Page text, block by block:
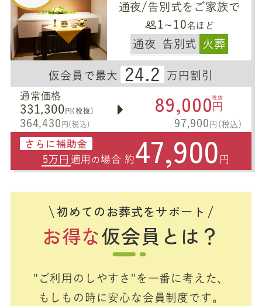
通夜/告別式をご家族で
1~10 名ほど
通夜 告別式 火葬
仮会員で最大 24.2 万円割引
通常価格
331,300 円(税抜)
364,430 円(税込)
89,000税抜
円
97,900 円(税込)
さらに補助金
5万円 適用 の 場合 約47,900 円
初めてのお葬式をサポート
お得な仮会員とは？
"ご利用のしやすさ"を一番に考えた、
もしもの時に安心な会員制度です。